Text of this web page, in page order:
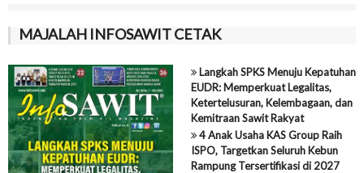
MAJALAH INFOSAWIT CETAK
Langkah SPKS Menuju Kepatuhan
EUDR: Memperkuat Legalitas,
Ketertelusuran, Kelembagaan, dan
Kemitraan Sawit Rakyat
4 Anak Usaha KAS Group Raih
ISPO, Targetkan Seluruh Kebun
Rampung Tersertifikasi di 2027